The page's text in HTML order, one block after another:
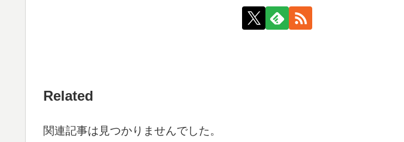
Related
関連記事は見つかりませんでした。